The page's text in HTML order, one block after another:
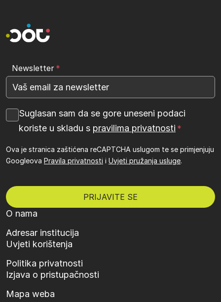
O nama
Adresar institucija
Uvjeti korištenja
Politika privatnosti
Izjava o pristupačnosti
Mapa weba
Newsletter
Suglasan sam da se gore uneseni podaci
koriste u skladu s pravilima privatnosti
Ova je stranica zaštićena reCAPTCHA uslugom te se primjenjuju
Googleova Pravila privatnosti i Uvjeti pružanja usluge.